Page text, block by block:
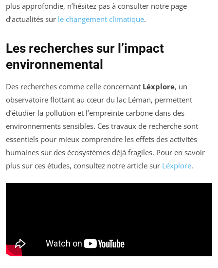
plus approfondie, n’hésitez pas à consulter notre page
d’actualités sur le changement climatique.
Les recherches sur l’impact
environnemental
Des recherches comme celle concernant Léxplore, un
observatoire flottant au cœur du lac Léman, permettent
d’étudier la pollution et l’empreinte carbone dans des
environnements sensibles. Ces travaux de recherche sont
essentiels pour mieux comprendre les effets des activités
humaines sur des écosystèmes déjà fragiles. Pour en savoir
plus sur ces études, consultez notre article sur Léxplore.